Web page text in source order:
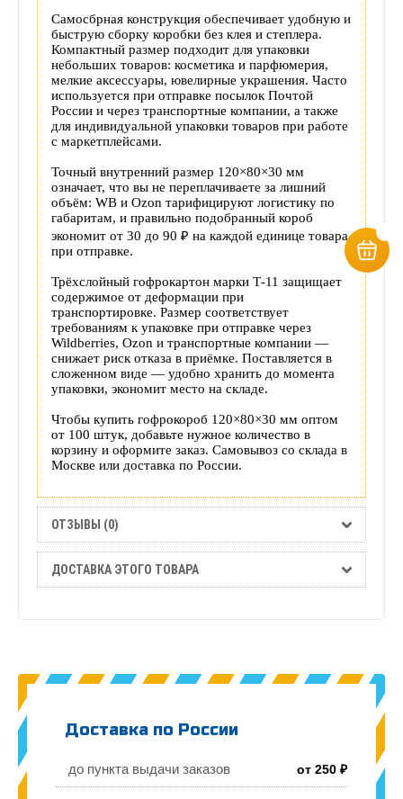
Самосбрная конструкция обеспечивает удобную и
быструю сборку коробки без клея и степлера.
Компактный размер подходит для упаковки
небольших товаров: косметика и парфюмерия,
мелкие аксессуары, ювелирные украшения. Часто
используется при отправке посылок Почтой
России и через транспортные компании, а также
для индивидуальной упаковки товаров при работе
с маркетплейсами.
Точный внутренний размер 120×80×30 мм
означает, что вы не переплачиваете за лишний
объём: WB и Ozon тарифицируют логистику по
габаритам, и правильно подобранный короб
экономит от 30 до 90 ₽ на каждой единице товара
при отправке.
Трёхслойный гофрокартон марки Т-11 защищает
содержимое от деформации при
транспортировке. Размер соответствует
требованиям к упаковке при отправке через
Wildberries, Ozon и транспортные компании —
снижает риск отказа в приёмке. Поставляется в
сложенном виде — удобно хранить до момента
упаковки, экономит место на складе.
Чтобы купить гофрокороб 120×80×30 мм оптом
от 100 штук, добавьте нужное количество в
корзину и оформите заказ. Самовывоз со склада в
Москве или доставка по России.
ОТЗЫВЫ (0)
ДОСТАВКА ЭТОГО ТОВАРА
Доставка по России
до пункта выдачи заказов от 250 ₽